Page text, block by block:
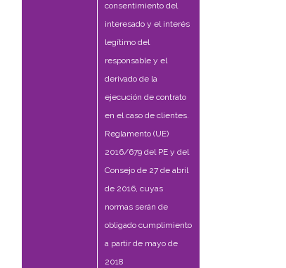
consentimiento del
interesado y el interés
legítimo del
responsable y el
derivado de la
ejecución de contrato
en el caso de clientes.
Reglamento (UE)
2016/679 del PE y del
Consejo de 27 de abril
de 2016, cuyas
normas serán de
obligado cumplimiento
a partir de mayo de
2018